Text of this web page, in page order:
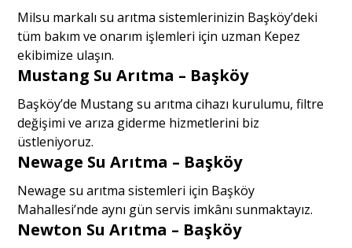
Milsu markalı su arıtma sistemlerinizin Başköy’deki
tüm bakım ve onarım işlemleri için uzman Kepez
ekibimize ulaşın.
Mustang Su Arıtma – Başköy
Başköy’de Mustang su arıtma cihazı kurulumu, filtre
değişimi ve arıza giderme hizmetlerini biz
üstleniyoruz.
Newage Su Arıtma – Başköy
Newage su arıtma sistemleri için Başköy
Mahallesi’nde aynı gün servis imkânı sunmaktayız.
Newton Su Arıtma – Başköy